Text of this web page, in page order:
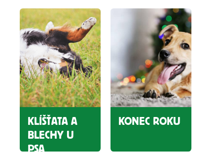
KLÍŠŤATA A
BLECHY U
PSA
KONEC ROKU